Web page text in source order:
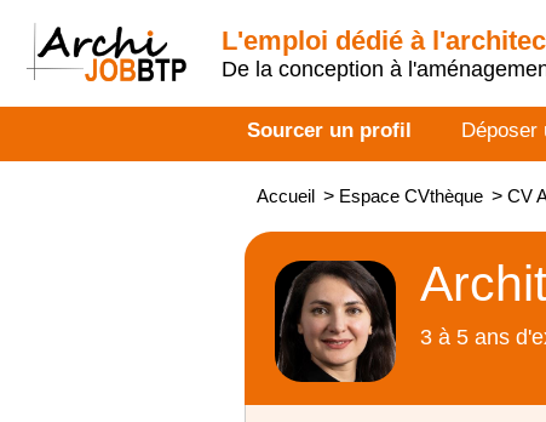
L'emploi dédié à
De la conception à
Sourcer un profil Déposer
Accueil > Espace CVthèque > CV
3 à 5 ans